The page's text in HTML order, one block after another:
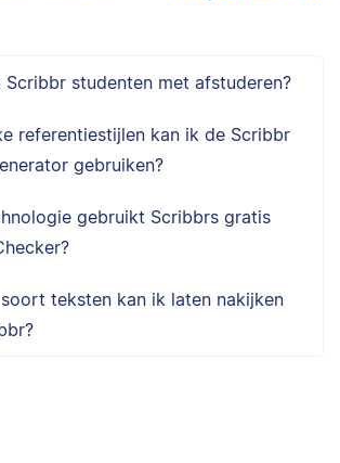
Scribbr studenten met afstuderen?
referentiestijlen kan ik de Scribbr
gebruiken?
gebruikt Scribbrs gratis
teksten kan ik laten nakijken